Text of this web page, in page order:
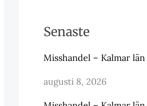
Senaste
Misshandel – Kalmar län
augusti 8, 2026